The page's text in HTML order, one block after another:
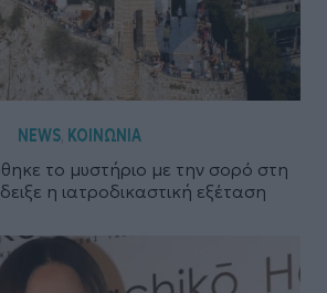
NEWS, ΚΟΙΝΩΝΙΑ
το μυστήριο με την σορό στη
η ιατροδικαστική εξέταση